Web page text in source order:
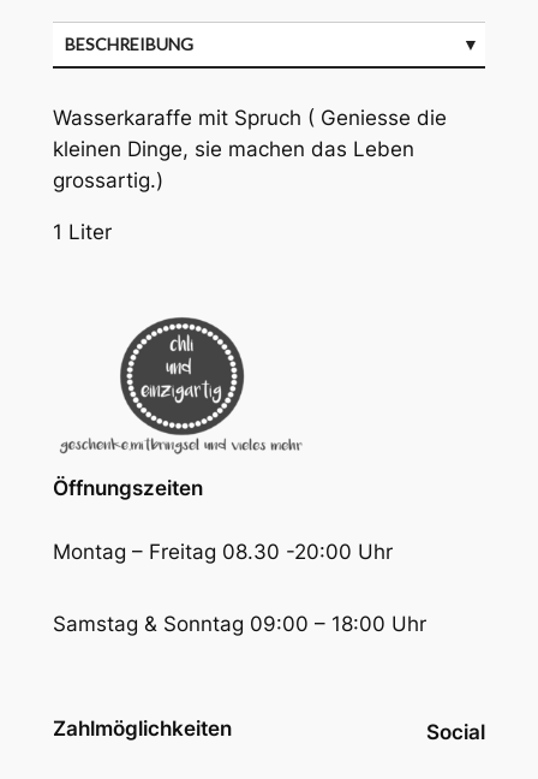
BESCHREIBUNG
Wasserkaraffe mit Spruch ( Geniesse die
kleinen Dinge, sie machen das Leben
grossartig.)
1 Liter
Öffnungszeiten
Montag – Freitag 08.30 -20:00 Uhr
Samstag & Sonntag 09:00 – 18:00 Uhr
Zahlmöglichkeiten Social